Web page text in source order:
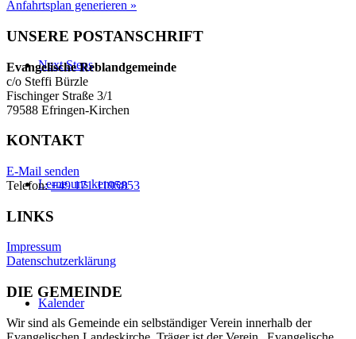
NextSteps
Lerne unskennen
Kalender
Anfahrtsplan generieren »
UNSERE POSTANSCHRIFT
Evangelische Reblandgemeinde
c/o Steffi Bürzle
Fischinger Straße 3/1
79588 Efringen-Kirchen
KONTAKT
E-Mail senden
Telefon:+49 171 1195853
LINKS
Impressum
Datenschutzerklärung
DIE GEMEINDE
Wir sind als Gemeinde ein selbständiger Verein innerhalb der